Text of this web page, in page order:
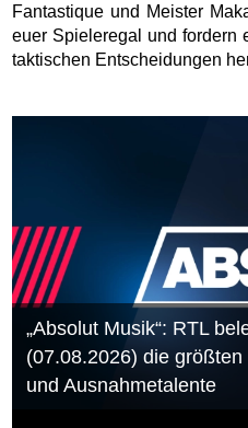
Fantastique und Meister
euer Spieleregal und fordern
taktischen Entscheidungen
„Absolut Musik“: RTL
(07.08.2026) die
und Ausnahmetalente